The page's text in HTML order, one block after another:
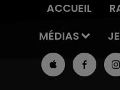
ACCUEIL
MÉDIAS